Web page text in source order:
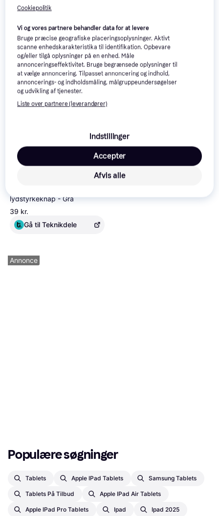
Samsung Galaxy Tab
S6 Lite 10.4" 2022 Wi-Fi
SM-P613 64GB Black
4.7
10.4", Android 12
Samsung Galaxy Tab S6 Lite,
LTE, 128 GB, 26.4 cm (10.4
lydstyrkeknap - Grå
39 kr.
Gå til Teknikdele
Annonce
Populære søgninger
Tablets Apple IPad Tablets Samsung Tablets
Tablets På Tilbud Apple IPad Air Tablets
Apple IPad Pro Tablets Ipad Ipad 2025
Cookiepolitik
Vi og vores partnere behandler data for at levere
Bruge præcise geografiske placeringsoplysninger. Aktivt
scanne enhedskarakteristika til identifikation. Opbevare
og/eller tilgå oplysninger på en enhed. Måle
annonceringseffektivitet. Bruge begrænsede oplysninger til
at vælge annoncering. Tilpasset annoncering og indhold,
annoncerings- og indholdsmåling, målgruppeundersøgelser
og udvikling af tjenester.
Liste over partnere (leverandører)
Indstillinger
Afvis alle
Accepter